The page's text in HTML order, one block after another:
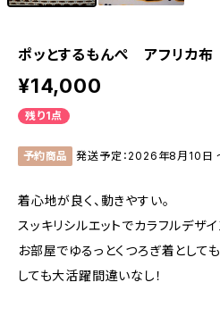
ポッとするもんぺ アフリカ
¥14,000
残り1点
予約商品 発送予定：2026年8月10
着心地が良く、動きやすい。
スッキリシルエットでカラフルデザイ
お部屋でゆるっとくつろぎ着として
しても大活躍間違いなし！